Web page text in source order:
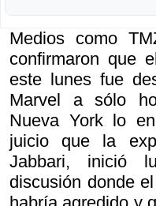
Medios como
confirmaron que
este lunes fue
Marvel a sólo
Nueva York lo
juicio que la
Jabbari, inició
discusión donde